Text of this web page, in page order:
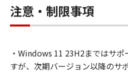
connected to the Products
Computer").
You may allow other users
Computer to use the
that you must assure that
注意・制限事項
・Windows 11 23H2まではサ
すが、次期バージョン以降のサ